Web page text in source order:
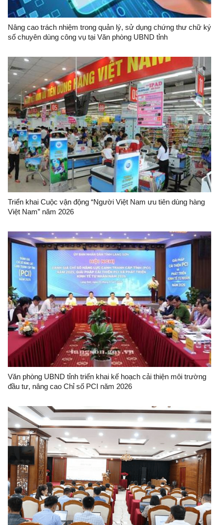
Nâng cao trách nhiệm trong quản lý, sử dụng chứng thư chữ ký
số chuyên dùng công vụ tại Văn phòng UBND tỉnh
Triển khai Cuộc vận động “Người Việt Nam ưu tiên dùng hàng
Việt Nam” năm 2026
Văn phòng UBND tỉnh triển khai kế hoạch cải thiện môi trường
đầu tư, nâng cao Chỉ số PCI năm 2026